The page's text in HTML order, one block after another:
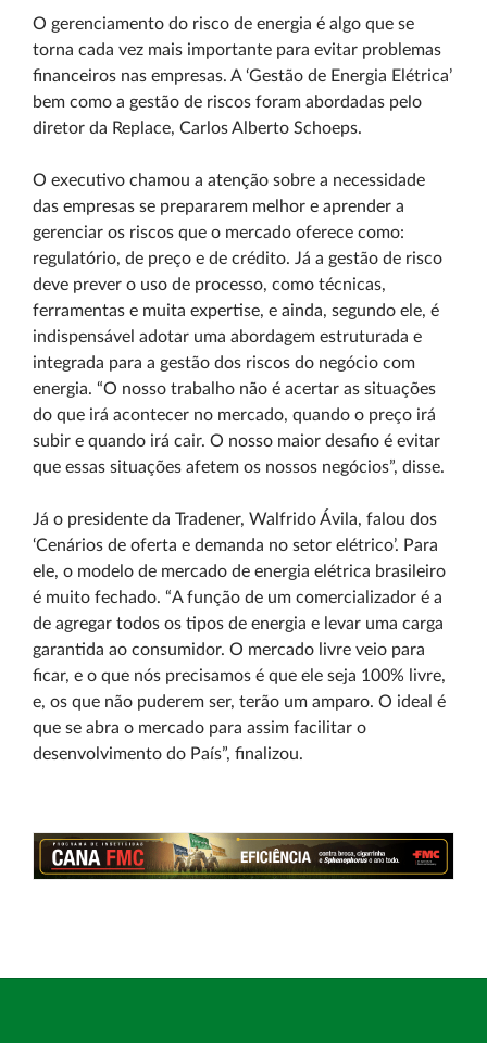
O gerenciamento do risco de energia é algo que se
torna cada vez mais importante para evitar problemas
financeiros nas empresas. A ‘Gestão de Energia Elétrica’
bem como a gestão de riscos foram abordadas pelo
diretor da Replace, Carlos Alberto Schoeps.
O executivo chamou a atenção sobre a necessidade
das empresas se prepararem melhor e aprender a
gerenciar os riscos que o mercado oferece como:
regulatório, de preço e de crédito. Já a gestão de risco
deve prever o uso de processo, como técnicas,
ferramentas e muita expertise, e ainda, segundo ele, é
indispensável adotar uma abordagem estruturada e
integrada para a gestão dos riscos do negócio com
energia. “O nosso trabalho não é acertar as situações
do que irá acontecer no mercado, quando o preço irá
subir e quando irá cair. O nosso maior desafio é evitar
que essas situações afetem os nossos negócios”, disse.
Já o presidente da Tradener, Walfrido Ávila, falou dos
‘Cenários de oferta e demanda no setor elétrico’. Para
ele, o modelo de mercado de energia elétrica brasileiro
é muito fechado. “A função de um comercializador é a
de agregar todos os tipos de energia e levar uma carga
garantida ao consumidor. O mercado livre veio para
ficar, e o que nós precisamos é que ele seja 100% livre,
e, os que não puderem ser, terão um amparo. O ideal é
que se abra o mercado para assim facilitar o
desenvolvimento do País”, finalizou.